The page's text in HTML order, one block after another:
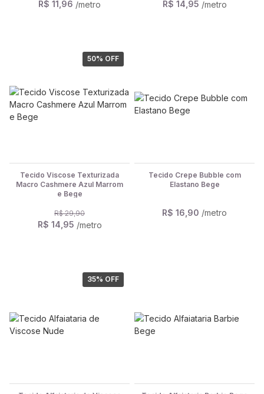
R$ 11,96 /metro R$ 14,95 /metro
50% OFF
Tecido Viscose Texturizada
Macro Cashmere Azul Marrom
e Bege
R$ 29,90
R$ 14,95 /metro
Tecido Crepe Bubble com
Elastano Bege
R$ 16,90 /metro
35% OFF